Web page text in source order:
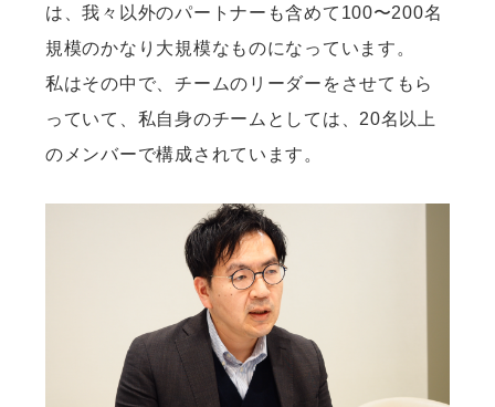
は、我々以外のパートナーも含めて100〜200名
規模のかなり大規模なものになっています。
私はその中で、チームのリーダーをさせてもら
っていて、私自身のチームとしては、20名以上
のメンバーで構成されています。